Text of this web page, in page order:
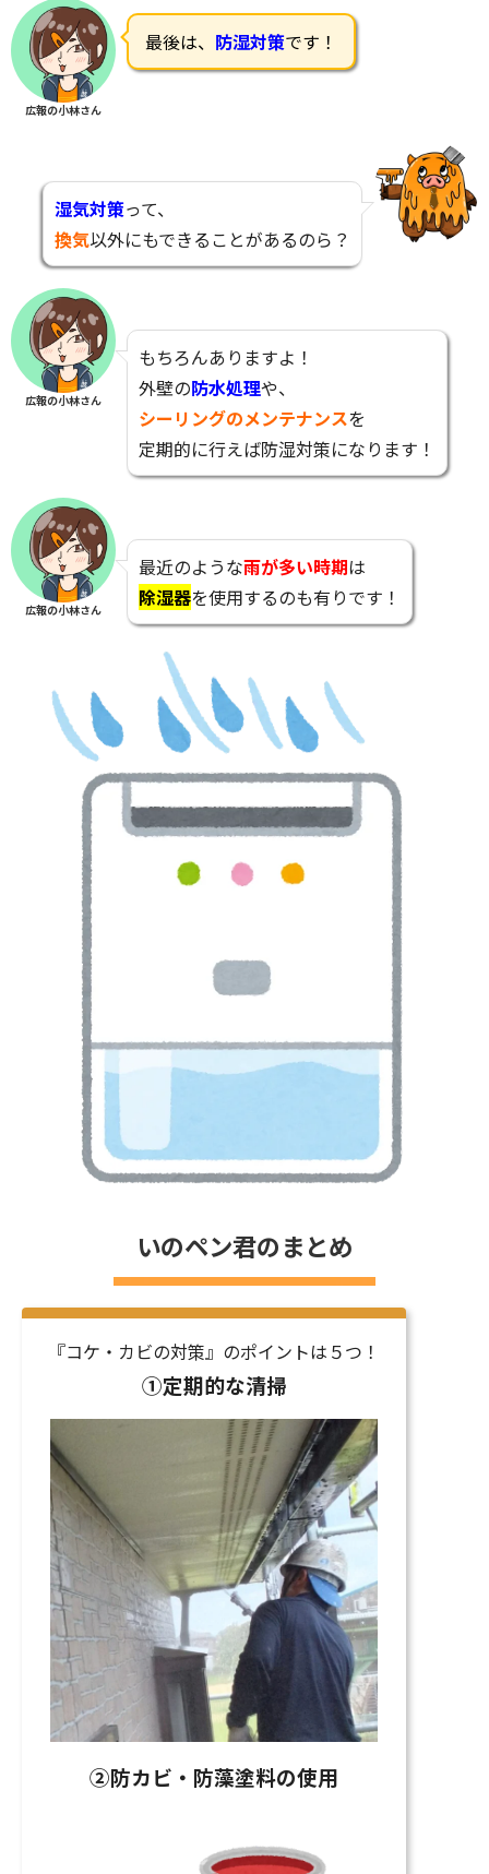
広報の小林さん
最後は、 防湿対策です！
湿気対策って、
換気以外にもできることがあるのら？
広報の小林さん
もちろんありますよ！
外壁の防水処理や、
シーリングのメンテナンスを
定期的に行えば防湿対策になります！
広報の小林さん
最近のような雨が多い時期は
除湿器を使用するのも有りです！
いのペン君のまとめ
『コケ・カビの対策』のポイントは５つ！
①定期的な清掃
②防カビ・防藻塗料の使用